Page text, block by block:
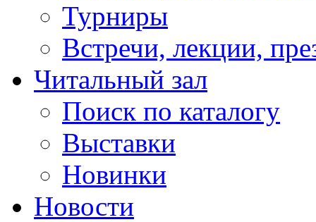
Турниры
Встречи, лекции,
Читальный зал
Поиск по каталогу
Выставки
Новинки
Новости